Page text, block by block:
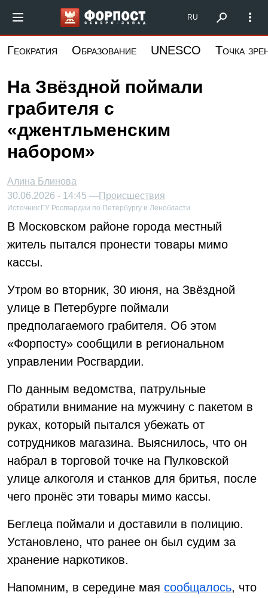
основному
Форпост Северо-Запад
RU
Геократия Образование UNESCO Точка
На Звёздной поймали
грабителя с
«джентльменским
набором»
Алина Блинова
30.06.2026 - 14:45 —Происшествия
Источник: ГУ Росгвардии по Петербургу и Ленобласти
В Московском районе города местный
житель пытался пронести товары мимо
кассы.
Утром во вторник, 30 июня, на Звёздной
улице в Петербурге поймали
предполагаемого грабителя. Об этом
«Форпосту» сообщили в региональном
управлении Росгвардии.
По данным ведомства, патрульные
обратили внимание на мужчину с пакетом в
руках, который пытался убежать от
сотрудников магазина. Выяснилось, что он
набрал в торговой точке на Пулковской
улице алкоголя и станков для бритья, после
чего пронёс эти товары мимо кассы.
Беглеца поймали и доставили в полицию.
Установлено, что ранее он был судим за
хранение наркотиков.
Напомним, в середине мая сообщалось, что